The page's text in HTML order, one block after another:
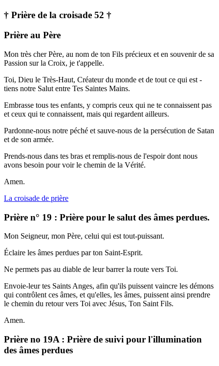
† Prière de la croisade 52 †
Prière au Père
Mon très cher Père, au nom de ton Fils précieux et en souvenir de sa
Passion sur la Croix, je t'appelle.
Toi, Dieu le Très-Haut, Créateur du monde et de tout ce qui est -
tiens notre Salut entre Tes Saintes Mains.
Embrasse tous tes enfants, y compris ceux qui ne te connaissent pas
et ceux qui te connaissent, mais qui regardent ailleurs.
Pardonne-nous notre péché et sauve-nous de la persécution de Satan
et de son armée.
Prends-nous dans tes bras et remplis-nous de l'espoir dont nous
avons besoin pour voir le chemin de la Vérité.
Amen.
La croisade de prière
Prière n° 19 : Prière pour le salut des âmes perdues.
Mon Seigneur, mon Père, celui qui est tout-puissant.
Éclaire les âmes perdues par ton Saint-Esprit.
Ne permets pas au diable de leur barrer la route vers Toi.
Envoie-leur tes Saints Anges, afin qu'ils puissent vaincre les démons
qui contrôlent ces âmes, et qu'elles, les âmes, puissent ainsi prendre
le chemin du retour vers Toi avec Jésus, Ton Saint Fils.
Amen.
Prière no 19A : Prière de suivi pour l'illumination
des âmes perdues